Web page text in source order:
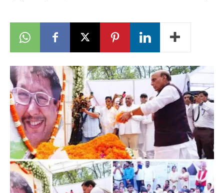
Breaking
News
LIVE